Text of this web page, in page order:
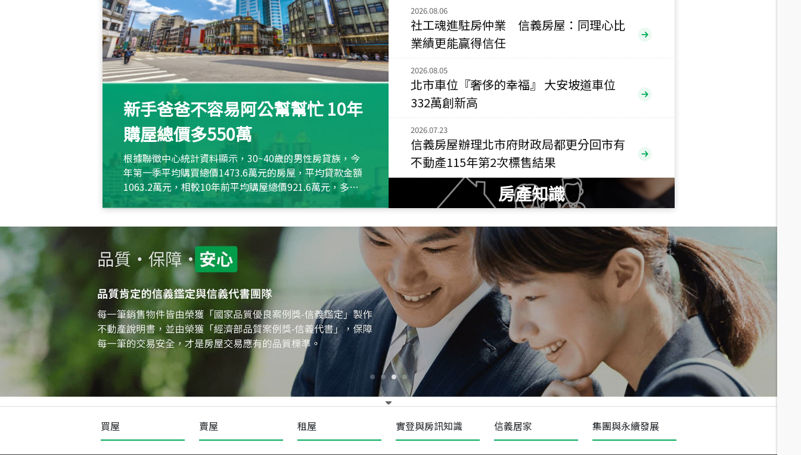
新北市永和區環河西路二段
115年07月 成交
央央 5,800萬
115年
小西華 1,938萬
115 年07 月 成交
捷豹
台北市中山區長春路
總價
115年07月 成交
十泉十美
台北市北投區光明路
總價
1,020萬
年 07 月 成交
四維天廈
新竹市新竹市四維路
總價
490萬
115 月 成交
菁英典藏
新竹市新竹市慈祥路
1,808
新手爸爸不容易阿公幫幫忙 10年
購屋總價多550萬
根據聯徵中心統計資料顯示，30~40歲的男性房貸族，今
年第一季平均購買總價1473.6萬元的房屋，平均貸款金額
1063.2萬元，相較10年前平均購屋總價921.6萬元，多出
約550萬元，且貸款金額也多
2026.08.06
社工魂進駐房仲業 信義房屋：同理心比
業績更能贏得信任
2026.08.05
北市車位『奢侈的幸福』 大安坡道車位
332萬創新高
2026.07.23
信義房屋辦理北市府財政局都更分回市有
不動產115年第2次標售結果
房產知識
買屋 賣屋 租屋 實登與房訊知識 信義居家 集團與永續發展